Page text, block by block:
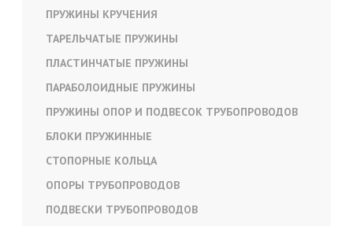
ПРУЖИНЫ КРУЧЕНИЯ
ТАРЕЛЬЧАТЫЕ ПРУЖИНЫ
ПЛАСТИНЧАТЫЕ ПРУЖИНЫ
ПАРАБОЛОИДНЫЕ ПРУЖИНЫ
ПРУЖИНЫ ОПОР И ПОДВЕСОК ТРУБОПРОВОДОВ
БЛОКИ ПРУЖИННЫЕ
СТОПОРНЫЕ КОЛЬЦА
ОПОРЫ ТРУБОПРОВОДОВ
ПОДВЕСКИ ТРУБОПРОВОДОВ